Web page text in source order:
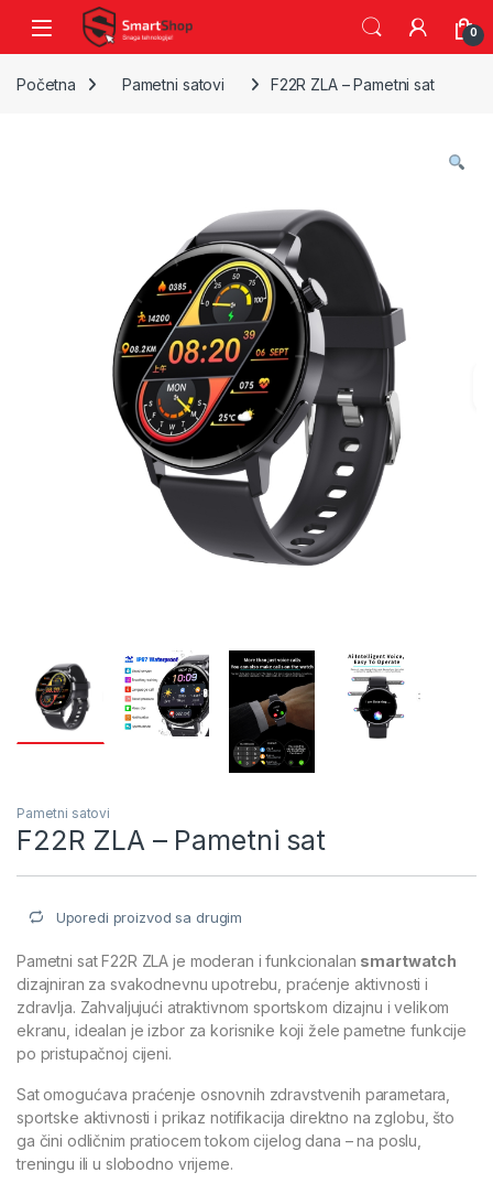
Skip to navigation
Skip to content
0
Početna Pametni satovi F22R ZLA – Pametni sat
Pametni satovi
F22R ZLA – Pametni sat
Uporedi proizvod sa drugim
Pametni sat F22R ZLA je moderan i funkcionalan smartwatch
dizajniran za svakodnevnu upotrebu, praćenje aktivnosti i
zdravlja. Zahvaljujući atraktivnom sportskom dizajnu i velikom
ekranu, idealan je izbor za korisnike koji žele pametne funkcije
po pristupačnoj cijeni.
Sat omogućava praćenje osnovnih zdravstvenih parametara,
sportske aktivnosti i prikaz notifikacija direktno na zglobu, što
ga čini odličnim pratiocem tokom cijelog dana – na poslu,
treningu ili u slobodno vrijeme.